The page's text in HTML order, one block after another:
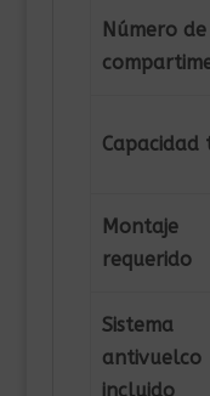
Número de
Montaje
requerido
Sistema
antivuelco
incluido